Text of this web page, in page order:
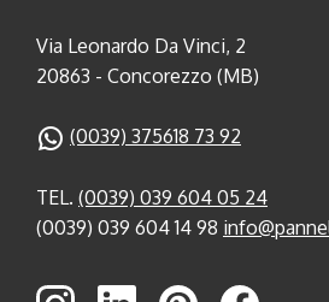
Via Leonardo Da Vinci, 2
20863 - Concorezzo (MB)
(0039) 375618 73 92
TEL. (0039) 039 604 05 24
(0039) 039 604 14 98